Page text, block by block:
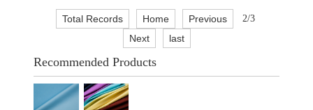
Total Records Home Previous 2/3
Next last
Recommended Products